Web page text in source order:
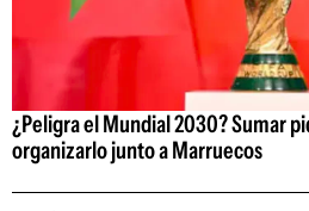
¿Peligra el Mundial 2030? Sumar
organizarlo junto a Marruecos